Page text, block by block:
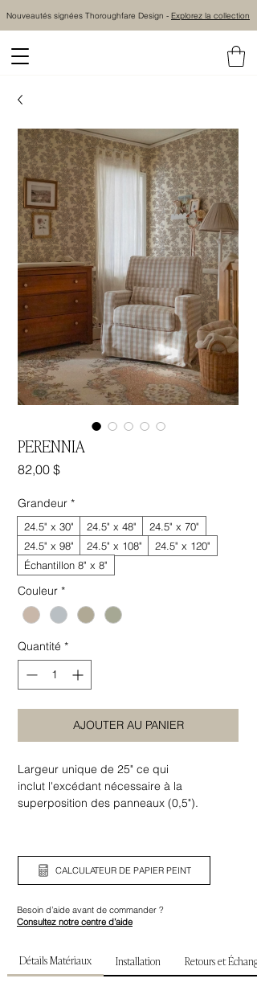
Nouveautés signées Thoroughfare Design - Explorez la collection
PERENNIA
82,00 $Prix
Grandeur *
24.5" x 30" 24.5" x 48"
24.5" x 70"
24.5" x 98"
24.5" x 108"
24.5" x 120"
Échantillon 8" x 8"
Couleur *
Quantité *
AJOUTER AU PANIER
Largeur unique de 25" ce qui
inclut l'excédant nécessaire à la
superposition des panneaux (0,5").
commander.
CALCULATEUR DE PAPIER PEINT
Besoin d’aide avant de commander ?
Consultez notre centre d’aide
Détails Matériaux Installation Retours et